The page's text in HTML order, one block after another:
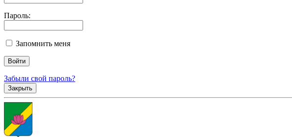
Пароль:
Запомнить меня
Забыли свой пароль?
Закрыть